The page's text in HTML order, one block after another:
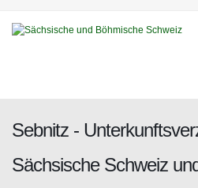
Sebnitz -
Sächsische Schweiz